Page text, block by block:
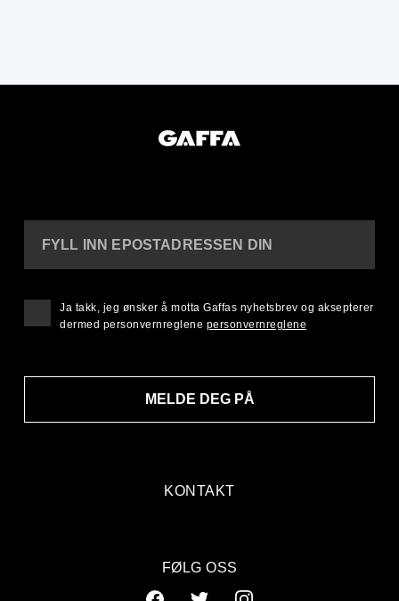
KONTAKT
FYLL INN EPOSTADRESSEN DIN
MELDE DEG PÅ
Ja takk, jeg ønsker å motta Gaffas nyhetsbrev og aksepterer
dermed personvernreglene personvernreglene
FØLG OSS